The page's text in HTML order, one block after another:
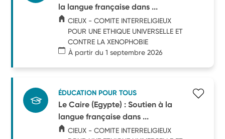
la langue française dans ...
CIEUX - COMITE INTERRELIGIEUX
POUR UNE ETHIQUE UNIVERSELLE ET
CONTRE LA XENOPHOBIE
À partir du 1 septembre 2026
ÉDUCATION POUR TOUS
Le Caire (Egypte) : Soutien à la
langue française dans ...
CIEUX - COMITE INTERRELIGIEUX